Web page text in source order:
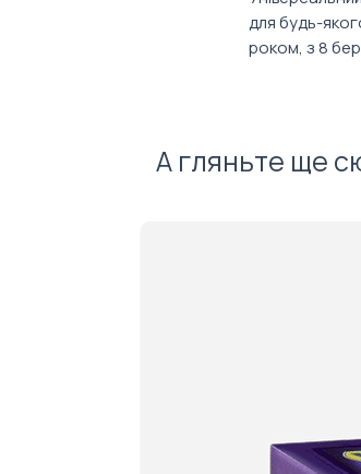
для будь-
роком, з 8
А гляньте ще